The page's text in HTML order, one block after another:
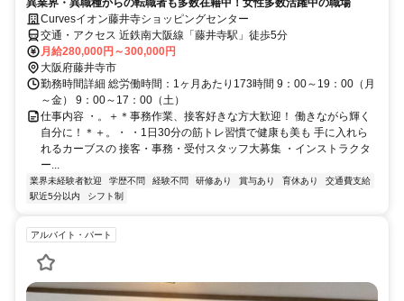
異業界・異職種からの転職者も多数在籍中！女性多数活躍中の職場
Curvesイオン藤井寺ショッピングセンター
交通・アクセス 近鉄南大阪線「藤井寺駅」徒歩5分
月給280,000円～300,000円
大阪府藤井寺市
勤務時間詳細 総労働時間：1ヶ月あたり173時間 9：00～19：00（月
～金） 9：00～17：00（土）
仕事内容 ・。＋＊事務作業、接客好きな方大歓迎！ 働きながら輝く
自分に！＊＋。・ ・1日30分の筋トレ習慣で健康も美も 手に入れら
れるカーブスの 接客・事務・受付スタッフ大募集 ・インストラクタ
ー...
業界未経験者歓迎 学歴不問 経験不問 研修あり 賞与あり 育休あり
交通費支給
駅近5分以内
シフト制
アルバイト・パート